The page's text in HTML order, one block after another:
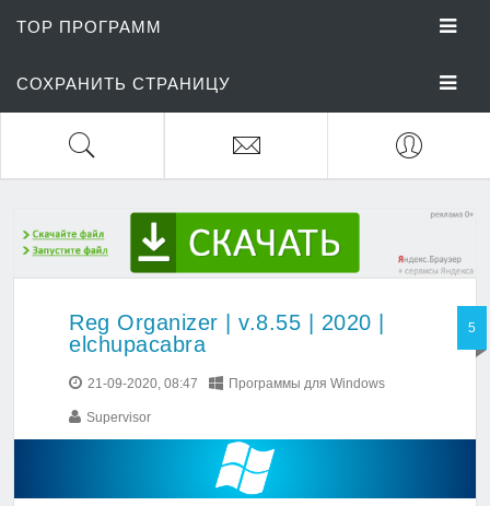
TOP ПРОГРАММ
СОХРАНИТЬ СТРАНИЦУ
Reg Organizer | v.8.55 | 2020 |
elchupacabra
5
21-09-2020, 08:47 Программы для Windows
Supervisor